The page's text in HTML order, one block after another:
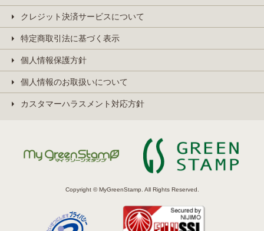
クレジット決済サービスについて
特定商取引法に基づく表示
個人情報保護方針
個人情報のお取扱いについて
カスタマーハラスメント対応方針
Copyright © MyGreenStamp. All Rights Reserved.